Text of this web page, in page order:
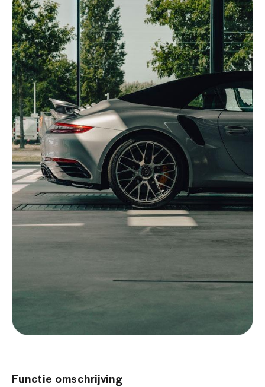
Functie omschrijving